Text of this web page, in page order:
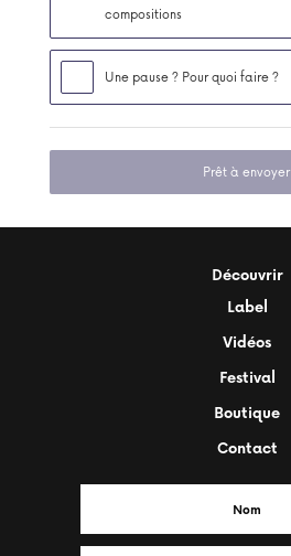
compositions
Une pause ? Pour quoi faire ?
Prêt à envoyer
Découvrir
Label
Vidéos
Festival
Boutique
Contact